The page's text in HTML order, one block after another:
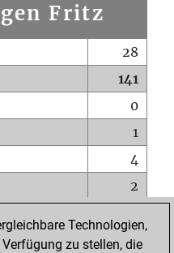
Fritz
28
141
0
1
4
2
0
Technologien,
zu stellen, die